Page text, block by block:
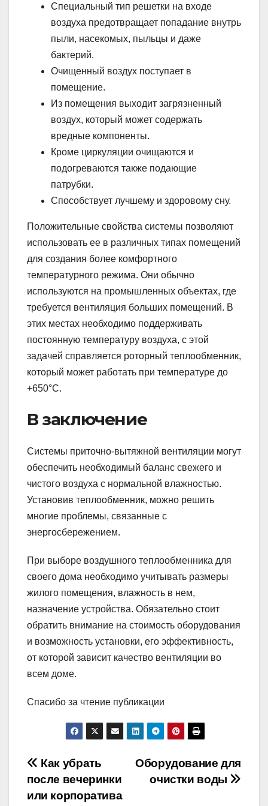
Специальный тип решетки на входе
воздуха предотвращает попадание внутрь
пыли, насекомых, пыльцы и даже
бактерий.
Очищенный воздух поступает в
помещение.
Из помещения выходит загрязненный
воздух, который может содержать
вредные компоненты.
Кроме циркуляции очищаются и
подогреваются также подающие
патрубки.
Способствует лучшему и здоровому сну.
Положительные свойства системы позволяют
использовать ее в различных типах помещений
для создания более комфортного
температурного режима. Они обычно
используются на промышленных объектах, где
требуется вентиляция больших помещений. В
этих местах необходимо поддерживать
постоянную температуру воздуха, с этой
задачей справляется роторный теплообменник,
который может работать при температуре до
+650°С.
В заключение
Системы приточно-вытяжной вентиляции могут
обеспечить необходимый баланс свежего и
чистого воздуха с нормальной влажностью.
Установив теплообменник, можно решить
многие проблемы, связанные с
энергосбережением.
При выборе воздушного теплообменника для
своего дома необходимо учитывать размеры
жилого помещения, влажность в нем,
назначение устройства. Обязательно стоит
обратить внимание на стоимость оборудования
и возможность установки, его эффективность,
от которой зависит качество вентиляции во
всем доме.
Спасибо за чтение публикации
Навигация
по
Оборудование для
очистки воды
Как убрать
после вечеринки
или корпоратива